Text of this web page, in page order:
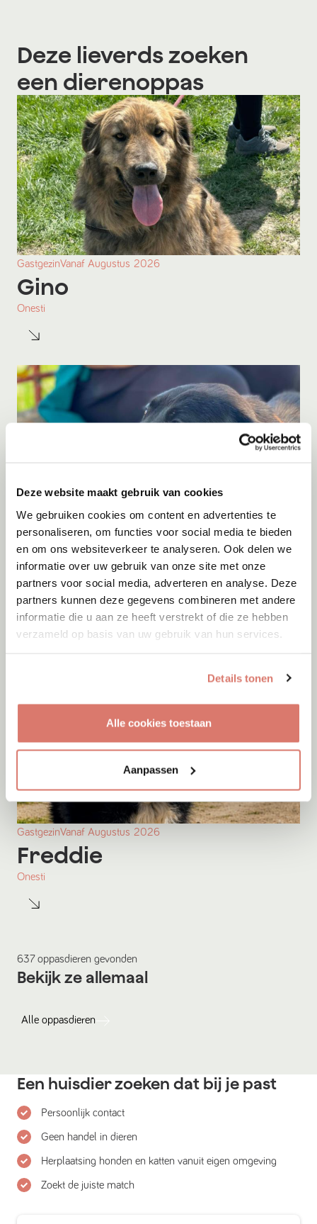
Deze website maakt gebruik van cookies
We gebruiken cookies om content en advertenties te
personaliseren, om functies voor social media te bieden
en om ons websiteverkeer te analyseren. Ook delen we
informatie over uw gebruik van onze site met onze
partners voor social media, adverteren en analyse. Deze
partners kunnen deze gegevens combineren met andere
informatie die u aan ze heeft verstrekt of die ze hebben
verzameld op basis van uw gebruik van hun services.
Details tonen
Alle cookies toestaan
Aanpassen
Deze lieverds zoeken
een dierenoppas
GastgezinVanaf Augustus 2026
Gino
Onesti
GastgezinVanafAugustus 2026
Hera
Berovo
GastgezinVanaf Augustus 2026
Freddie
Onesti
637 oppasdieren gevonden
Bekijk ze allemaal
Alle oppasdieren
Een huisdier zoeken dat bij je past
Persoonlijk contact
Geen handel in dieren
Herplaatsing honden en katten vanuit eigen omgeving
Zoekt de juiste match